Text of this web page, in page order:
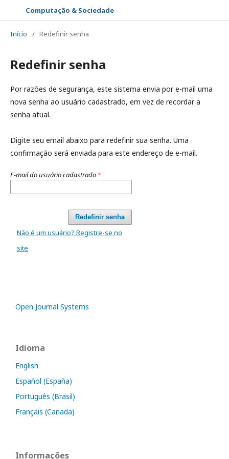
Computação & Sociedade
Início / Redefinir senha
Redefinir senha
Por razões de segurança, este sistema envia por e-mail uma
nova senha ao usuário cadastrado, em vez de recordar a
senha atual.
Digite seu email abaixo para redefinir sua senha. Uma
confirmação será enviada para este endereço de e-mail.
E-mail do usuário cadastrado *
Redefinir senha
Não é um usuário? Registre-se no
site
Open Journal Systems
Idioma
English
Español (España)
Português (Brasil)
Français (Canada)
Informações